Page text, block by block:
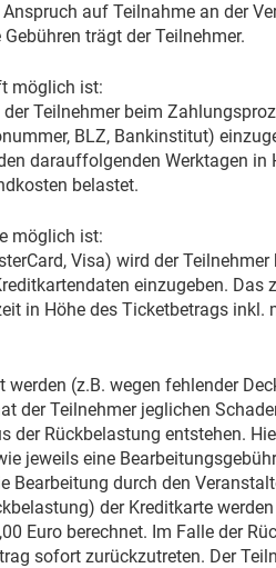
auf Teilnahme an der
trägt der Teilnehmer.
möglich ist:
Teilnehmer beim
BLZ, Bankinstitut)
darauffolgenden Werktagen in
belastet.
möglich ist:
Visa) wird der Teilnehmer
einzugeben. Das
in Höhe des Ticketbetrags inkl.
(z.B. wegen fehlender
der Teilnehmer jeglichen
der Rückbelastung entstehen.
jeweils eine
Bearbeitung durch den
der Kreditkarte werden
Euro berechnet. Im Falle der
sofort zurückzutreten. Der